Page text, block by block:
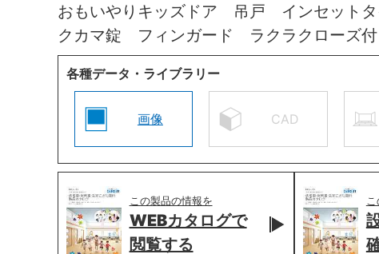
おもいやりキッズドア 吊戸 インセッ
クカマ錠 フィンガード ラクラクローズ付
各種データ・ライブラリー
画像 CAD
この製品の情報を
WEBカタログで
閲覧する